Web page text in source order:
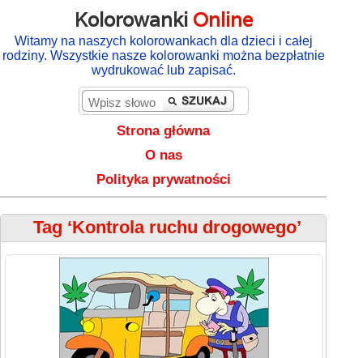
Kolorowanki Online
Witamy na naszych kolorowankach dla dzieci i całej
rodziny. Wszystkie nasze kolorowanki można bezpłatnie
wydrukować lub zapisać.
Strona główna
O nas
Polityka prywatności
Tag ‘Kontrola ruchu drogowego’